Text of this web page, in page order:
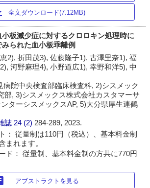
全文ダウンロード(7.12MB)
板減少症に対するクロロキン処理時に
られた血小板乖離例
2), 折田茂3), 佐藤隆子1), 古澤里奈1), 福
河野麻理4), 小野道広1), 幸野和洋5), 中
病院中央検査部臨床検査科, 2)シスメック
部, 3)シスメックス株式会社カスタマーサ
ターシスメックスAP, 5)大分県厚生連鶴
誌 24 (2)284-289, 2023.
： 従量制は110円（税込）、基本料金制
まれます。
ド： 従量制、基本料金制の方共に770円
アブストラクトを見る